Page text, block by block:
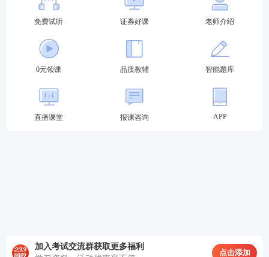
课程视频等。证券从业学习资料包含证券
考试各科目
免费试听 证券好课 老师介绍
0元领课 品质教辅 智能题库
直播课堂 报课咨询 APP
加入考试交流群获取更多福利
点击添加